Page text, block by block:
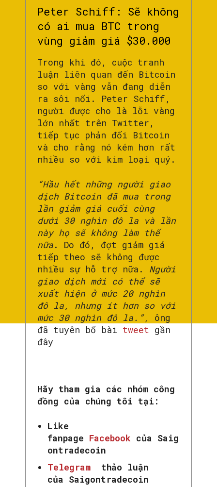
Peter Schiff: Sẽ không
có ai mua BTC trong
vùng giảm giá $30.000
Trong khi đó, cuộc tranh
luận liên quan đến Bitcoin
so với vàng vẫn đang diễn
ra sôi nổi. Peter Schiff,
người được cho là lỗi vàng
lớn nhất trên Twitter,
tiếp tục phản đối Bitcoin
và cho rằng nó kém hơn rất
nhiều so với kim loại quý.
“Hầu hết những người giao
dịch Bitcoin đã mua trong
lần giảm giá cuối cùng
dưới 30 nghìn đô la và lần
này họ sẽ không làm thế
nữa. Do đó, đợt giảm giá
tiếp theo sẽ không được
nhiều sự hỗ trợ nữa. Người
giao dịch mới có thể sẽ
xuất hiện ở mức 20 nghìn
đô la, nhưng ít hơn so với
mức 30 nghìn đô la.”, ông
đã tuyên bố bài tweet gần
đây
Hãy tham gia các nhóm công
đồng của chúng tôi tại:
Like
fanpage Facebook của Saig
ontradecoin
Telegram
thảo luận
của Saigontradecoin